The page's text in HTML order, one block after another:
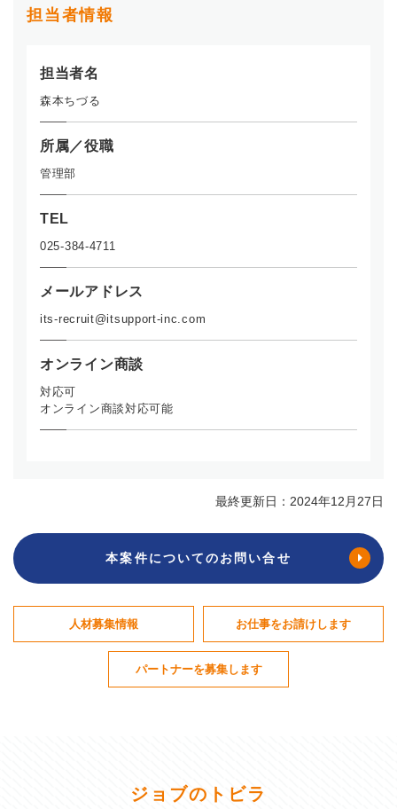
担当者情報
担当者名
森本ちづる
所属／役職
管理部
TEL
025-384-4711
メールアドレス
its-recruit@itsupport-inc.com
オンライン商談
対応可
オンライン商談対応可能
最終更新日：2024年12月27日
本案件についてのお問い合せ
人材募集情報 お仕事をお請けします
パートナーを募集します
ジョブのトビラ